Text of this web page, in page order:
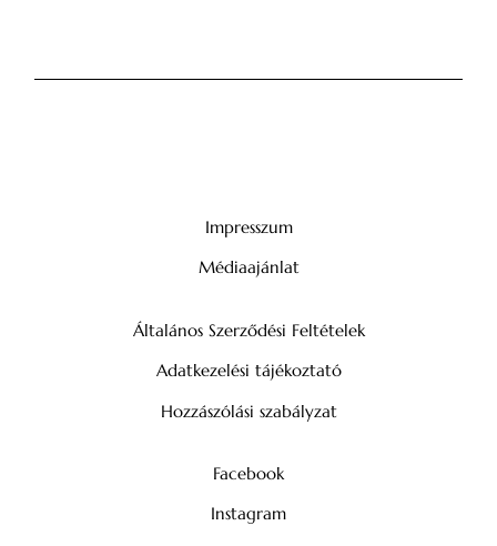
Impresszum
Médiaajánlat
Általános Szerződési Feltételek
Adatkezelési tájékoztató
Hozzászólási szabályzat
Facebook
Instagram